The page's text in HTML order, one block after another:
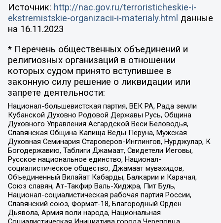
Источник: http://nac.gov.ru/terroristicheskie-i-
ekstremistskie-organizacii-i-materialy.html данные
на 16.11.2023
* Перечень общественных объединений и
религиозных организаций в отношении
которых судом принято вступившее в
законную силу решение о ликвидации или
запрете деятельности:
Национал-большевистская партия, ВЕК РА, Рада земли
Кубанской Духовно Родовой Державы Русь, Община
Духовного Управления Асгардской Веси Беловодья,
Славянская Община Капища Веды Перуна, Мужская
Духовная Семинария Староверов-Инглингов, Нурджулар, К
Богодержавию, Таблиги Джамаат, Свидетели Иеговы,
Русское национальное единство, Национал-
социалистическое общество, Джамаат мувахидов,
Объединенный Вилайат Кабарды, Балкарии и Карачая,
Союз славян, Ат-Такфир Валь-Хиджра, Пит Буль,
Национал-социалистическая рабочая партия России,
Славянский союз, Формат-18, Благородный Орден
Дьявола, Армия воли народа, Национальная